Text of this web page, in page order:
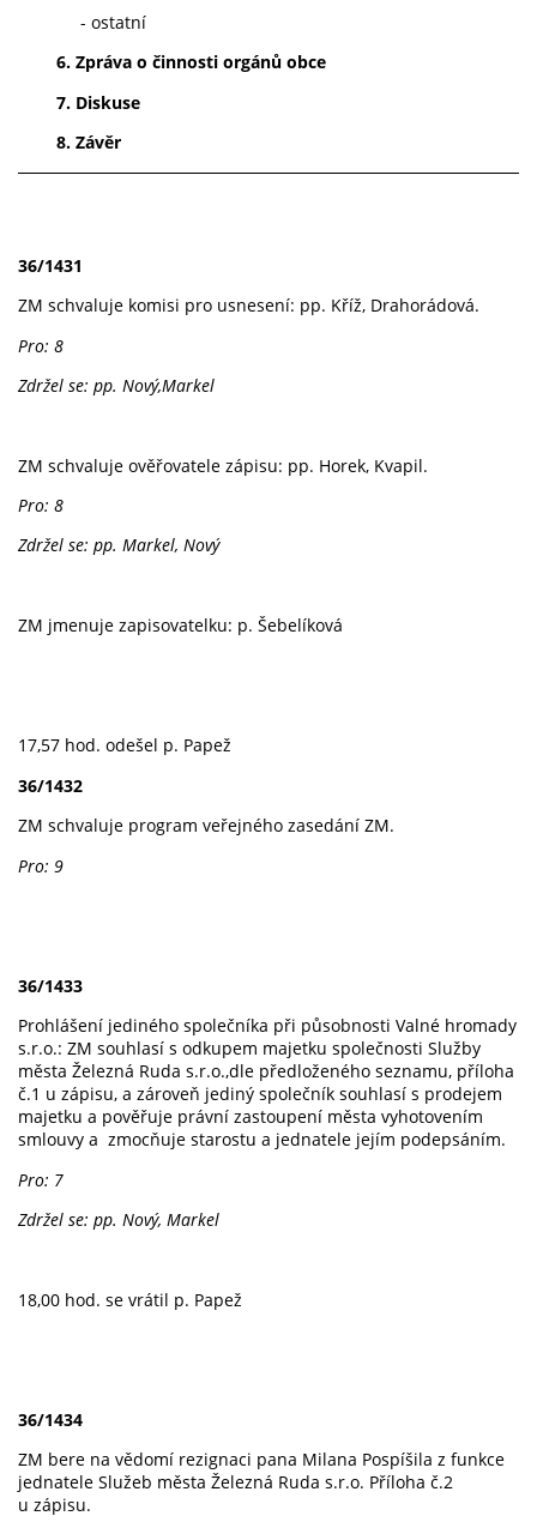
- ostatní
6. Zpráva o činnosti orgánů obce
7. Diskuse
8. Závěr
36/1431
ZM schvaluje komisi pro usnesení: pp. Kříž, Drahorádová.
Pro: 8
Zdržel se: pp. Nový,Markel
ZM schvaluje ověřovatele zápisu: pp. Horek, Kvapil.
Pro: 8
Zdržel se: pp. Markel, Nový
ZM jmenuje zapisovatelku: p. Šebelíková
17,57 hod. odešel p. Papež
36/1432
ZM schvaluje program veřejného zasedání ZM.
Pro: 9
36/1433
Prohlášení jediného společníka při působnosti Valné hromady
s.r.o.: ZM souhlasí s odkupem majetku společnosti Služby
města Železná Ruda s.r.o.,dle předloženého seznamu, příloha
č.1 u zápisu, a zároveň jediný společník souhlasí s prodejem
majetku a pověřuje právní zastoupení města vyhotovením
smlouvy a zmocňuje starostu a jednatele jejím podepsáním.
Pro: 7
Zdržel se: pp. Nový, Markel
18,00 hod. se vrátil p. Papež
36/1434
ZM bere na vědomí rezignaci pana Milana Pospíšila z funkce
jednatele Služeb města Železná Ruda s.r.o. Příloha č.2
u zápisu.